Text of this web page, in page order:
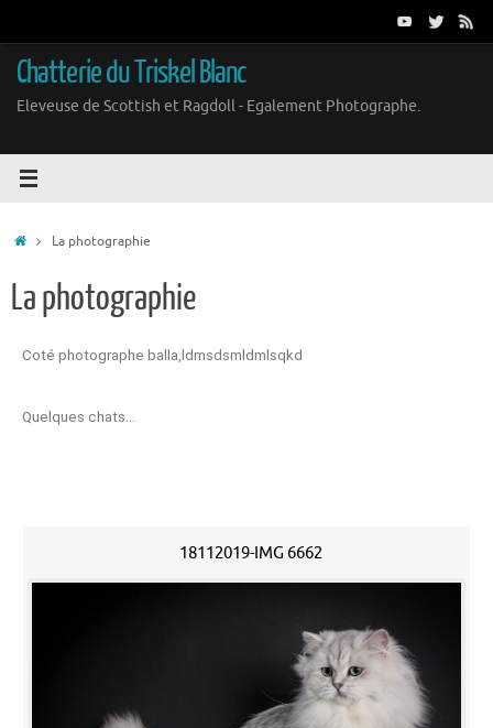
Chatterie du Triskel Blanc
Eleveuse de Scottish et Ragdoll - Egalement Photographe.
La photographie
La photographie
Coté photographe balla,ldmsdsmldmlsqkd
Quelques chats…
18112019-IMG 6662